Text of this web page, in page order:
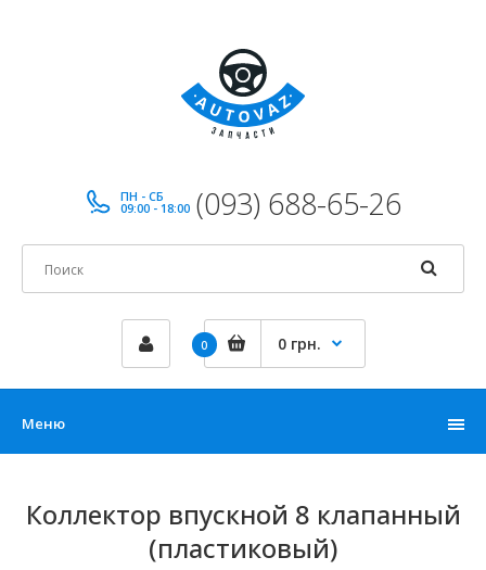
ПН - СБ
09:00 - 18:00 (093) 688-65-26
0 0 грн.
Меню
Коллектор впускной 8 клапанный
(пластиковый)